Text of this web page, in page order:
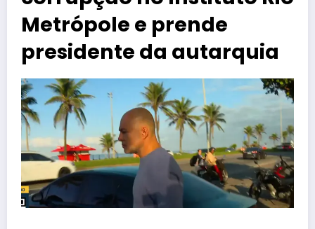
Metrópole e prende
presidente da autarquia